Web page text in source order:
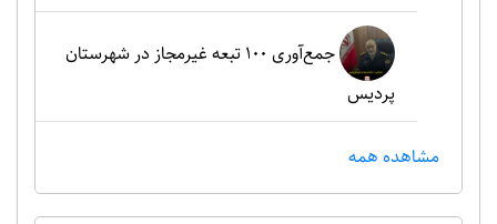
جمع‌آوری ۱۰۰ تبعه غیرمجاز در شهرستان
پردیس
مشاهده همه